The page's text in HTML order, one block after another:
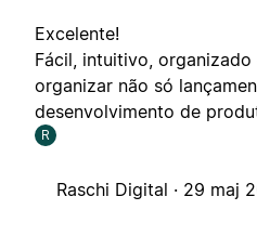
Excelente!
Fácil, intuitivo,
organizar não só
desenvolvimento de
R
Raschi Digital · 29 maj